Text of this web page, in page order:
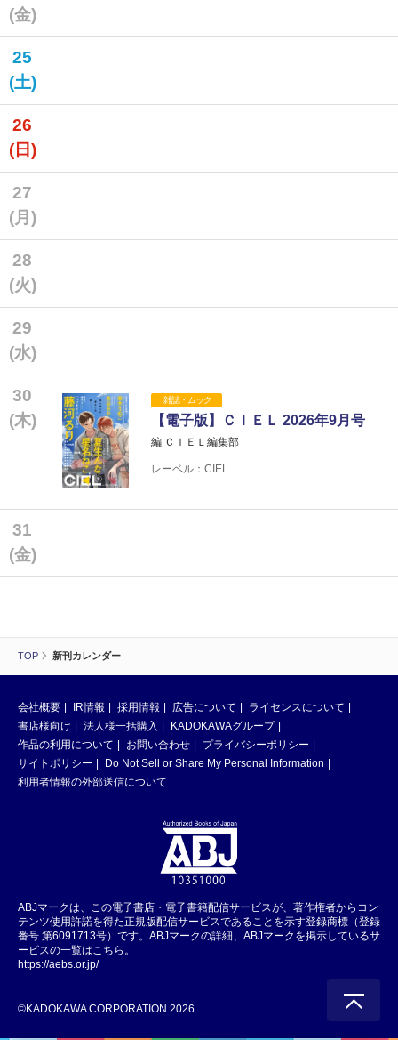
TOP 新刊カレンダー
(金)
25
(土)
26
(日)
27
(月)
28
(火)
29
(水)
30
(木)
雑誌・ムック
【電子版】ＣＩＥＬ 2026年9月号
編 ＣＩＥＬ編集部
レーベル：CIEL
31
(金)
会社概要 IR情報 採用情報 広告について
ライセンスについて
書店様向け
法人様一括購入
KADOKAWAグループ
作品の利用について
お問い合わせ
プライバシーポリシー
サイトポリシー
Do Not Sell or Share My Personal Information
利用者情報の外部送信について
ABJマークは、この電子書店・電子書籍配信サービスが、著作権者からコン
テンツ使用許諾を得た正規版配信サービスであることを示す登録商標（登録
番号 第6091713号）です。ABJマークの詳細、ABJマークを掲示しているサ
ービスの一覧はこちら。
https://aebs.or.jp/
©KADOKAWA CORPORATION 2026